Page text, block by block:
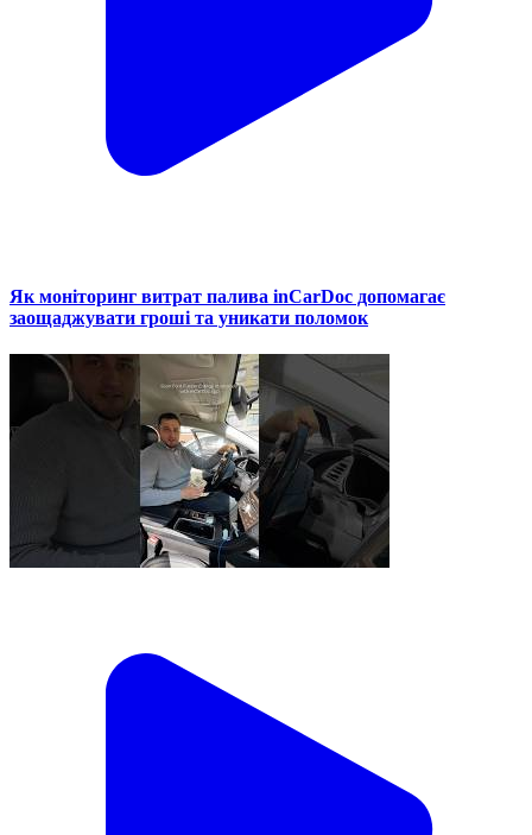
Як моніторинг витрат палива inCarDoc допомагає
заощаджувати гроші та уникати поломок